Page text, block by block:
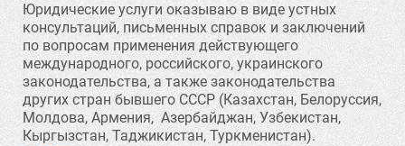
Юридические услуги оказываю в виде устных
консультаций, письменных справок и заключений
по вопросам применения действующего
международного, российского, украинского
законодательства, а также законодательства
других стран бывшего СССР (Казахстан, Белоруссия,
Молдова, Армения, Азербайджан, Узбекистан,
Кыргызстан, Таджикистан, Туркменистан).